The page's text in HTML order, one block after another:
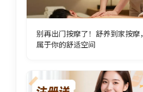
别再出门按摩了！舒养到家按摩
属于你的舒适空间